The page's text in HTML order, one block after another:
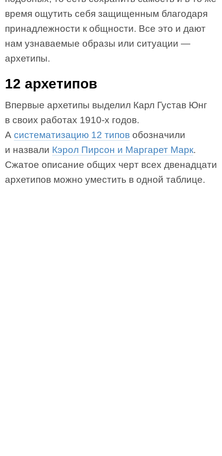
время ощутить себя защищенным благодаря
принадлежности к общности. Все это и дают
нам узнаваемые образы или ситуации —
архетипы.
12 архетипов
Впервые архетипы выделил Карл Густав Юнг
в своих работах 1910-х годов.
А систематизацию 12 типов обозначили
и назвали Кэрол Пирсон и Маргарет Марк.
Сжатое описание общих черт всех двенадцати
архетипов можно уместить в одной таблице.